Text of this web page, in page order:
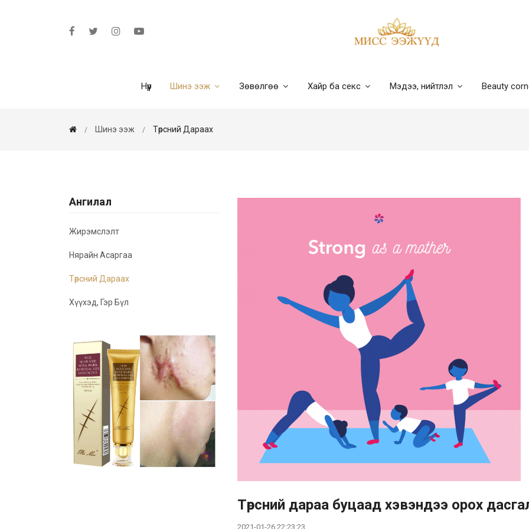
Нүүр Шинэ ээж Зөвөлгөө Хайр ба секс Мэдээ, нийтлэл Beauty
Шинэ ээж Төрсний Дараах
Ангилал
Жирэмслэлт
Нярайн Асаргаа
Төрсний Дараах
Хүүхэд, Гэр Бүл
Төрсний дараа буцаад хэвэндээ орох
2021-01-26 22:23:23